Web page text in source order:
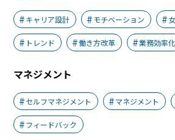
キャリア設計 モチベーション
トレンド 働き方改革 業務効率化
マネジメント
セルフマネジメント マネジメント
フィードバック